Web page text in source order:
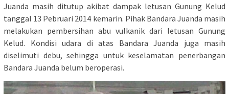
Juanda masih ditutup akibat dampak letusan Gunung Kelud
tanggal 13 Pebruari 2014 kemarin. Pihak Bandara Juanda masih
melakukan pembersihan abu vulkanik dari letusan Gunung
Kelud. Kondisi udara di atas Bandara Juanda juga masih
diselimuti debu, sehingga untuk keselamatan penerbangan
Bandara Juanda belum beroperasi.